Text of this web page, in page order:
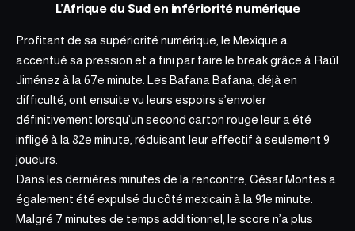
L’Afrique du Sud en infériorité numérique
Profitant de sa supériorité numérique, le Mexique a
accentué sa pression et a fini par faire le break grâce à Raúl
Jiménez à la 67e minute. Les Bafana Bafana, déjà en
difficulté, ont ensuite vu leurs espoirs s’envoler
définitivement lorsqu’un second carton rouge leur a été
infligé à la 82e minute, réduisant leur effectif à seulement 9
joueurs.
Dans les dernières minutes de la rencontre, César Montes a
également été expulsé du côté mexicain à la 91e minute.
Malgré 7 minutes de temps additionnel, le score n’a plus